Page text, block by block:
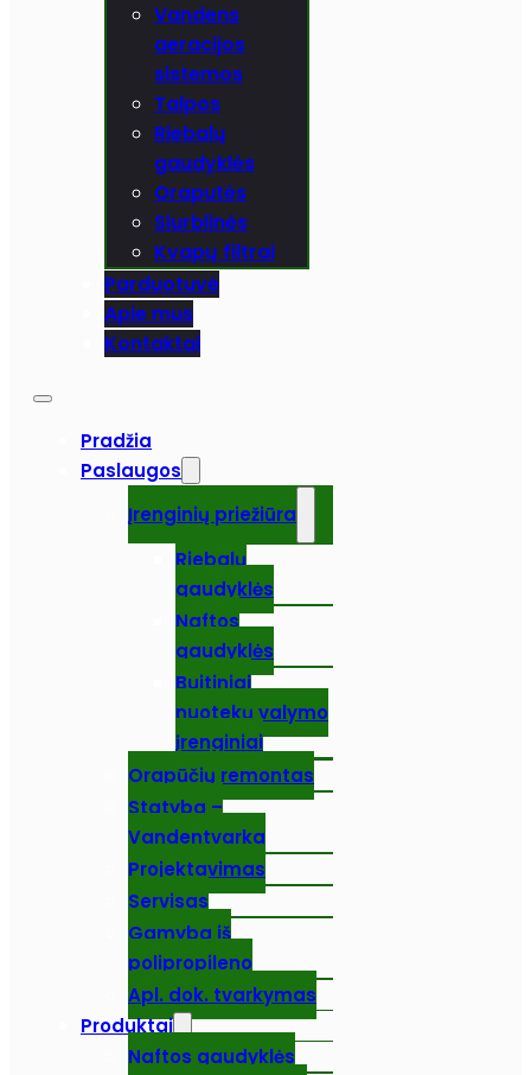
Vandens
aeracijos
sistemos
Talpos
Riebalų
gaudyklės
Oraputės
Siurblinės
Kvapų filtrai
Parduotuvė
Apie mus
Kontaktai
Pradžia
Paslaugos
Įrenginių priežiūra
Riebalų
gaudyklės
Naftos
gaudyklės
Buitiniai
nuotekų valymo
įrenginiai
Orapūčių remontas
Statyba –
Vandentvarka
Projektavimas
Servisas
Gamyba iš
polipropileno
Apl. dok. tvarkymas
Produktai
Naftos gaudyklės